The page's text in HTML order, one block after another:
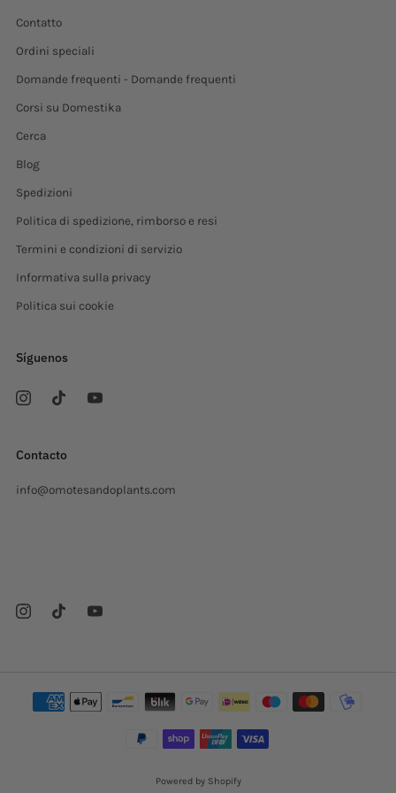
Contatto
Ordini speciali
Domande frequenti - Domande frequenti
Corsi su Domestika
Cerca
Blog
Spedizioni
Politica di spedizione, rimborso e resi
Termini e condizioni di servizio
Informativa sulla privacy
Politica sui cookie
Síguenos
Contacto
info@omotesandoplants.com
Powered by Shopify